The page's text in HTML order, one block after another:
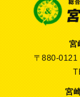
宮
〒880-0121
宮